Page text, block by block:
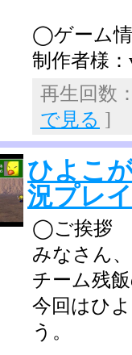
◯ゲーム
制作者様
再生回
で見る ]
ひよこ
況プレ
◯ご挨拶
みなさん
チーム残
今回はひ
う。